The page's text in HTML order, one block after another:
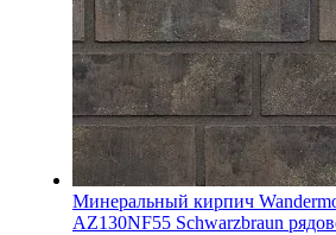
Минеральный кирпич
AZ130NF55 Schwarzbraun